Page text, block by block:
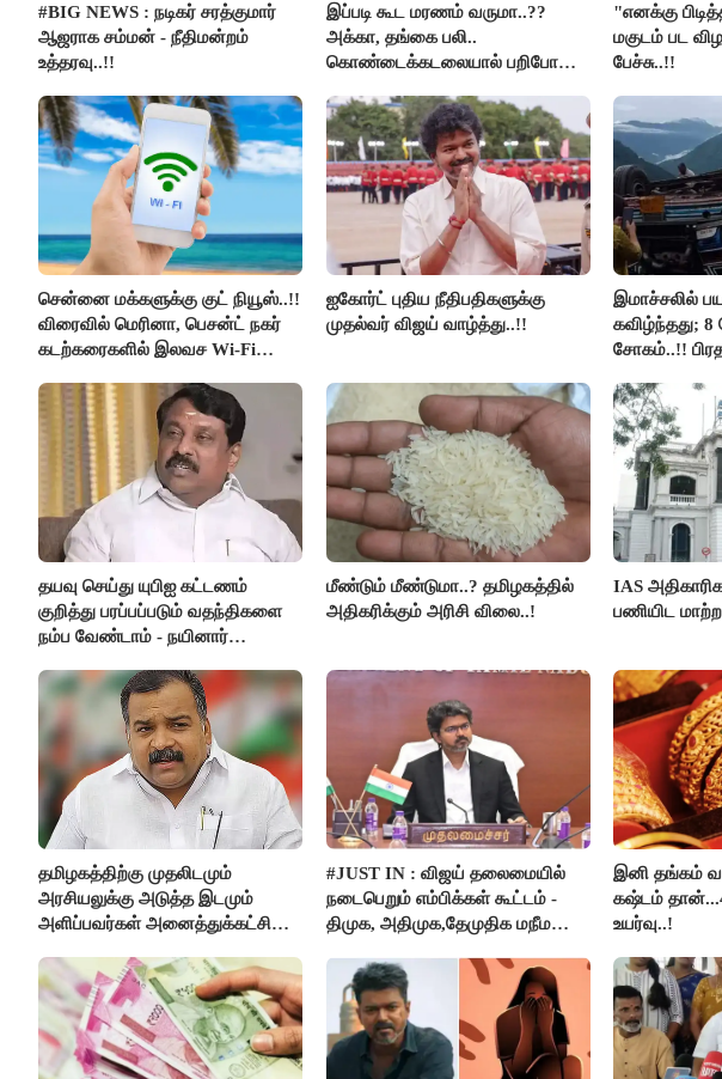
#BIG NEWS : நடிகர் சரத்குமார்
ஆஜராக சம்மன் - நீதிமன்றம்
உத்தரவு..!!
இப்படி கூட மரணம் வருமா..??
அக்கா, தங்கை பலி..
கொண்டைக்கடலையால் பறிபோன
"எனக்கு
மகுடம் பட
பேச்சு..!!
சென்னை மக்களுக்கு குட் நியூஸ்..!!
விரைவில் மெரினா, பெசன்ட் நகர்
கடற்கரைகளில் இலவச Wi-Fi
ஐகோர்ட் புதிய நீதிபதிகளுக்கு
முதல்வர் விஜய் வாழ்த்து..!!
இமாச்சலில்
கவிழ்ந்தது; 8
சோகம்..!!
தயவு செய்து யுபிஐ கட்டணம்
குறித்து பரப்பப்படும் வதந்திகளை
நம்ப வேண்டாம் - நயினார்
மீண்டும் மீண்டுமா..? தமிழகத்தில்
அதிகரிக்கும் அரிசி விலை..!
IAS
பணியிட
தமிழகத்திற்கு முதலிடமும்
அரசியலுக்கு அடுத்த இடமும்
அளிப்பவர்கள் அனைத்துக்கட்சி
- மாணிக்கம் தாகூர்..!!
#JUST IN : விஜய் தலைமையில்
நடைபெறும் எம்பிக்கள் கூட்டம் -
திமுக, அதிமுக,தேமுதிக மநீம
இனி தங்கம்
கஷ்டம்
உயர்வு..!